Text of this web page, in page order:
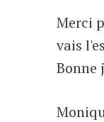
Merci
vais
Bonne